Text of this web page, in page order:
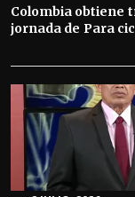
Colombia obtiene
jornada de Para